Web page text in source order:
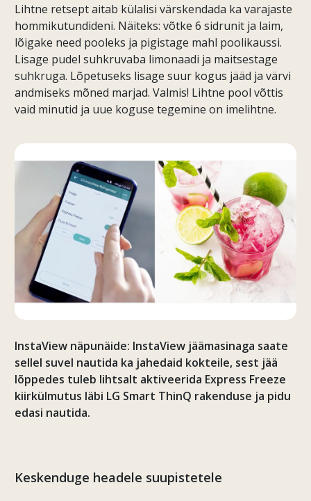
Lihtne retsept aitab külalisi värskendada ka varajaste
hommikutundideni. Näiteks: võtke 6 sidrunit ja laim,
lõigake need pooleks ja pigistage mahl poolikaussi.
Lisage pudel suhkruvaba limonaadi ja maitsestage
suhkruga. Lõpetuseks lisage suur kogus jääd ja värvi
andmiseks mõned marjad. Valmis! Lihtne pool võttis
vaid minutid ja uue koguse tegemine on imelihtne.
InstaView näpunäide: InstaView jäämasinaga saate
sellel suvel nautida ka jahedaid kokteile, sest jää
lõppedes tuleb lihtsalt aktiveerida Express Freeze
kiirkülmutus läbi LG Smart ThinQ rakenduse ja pidu
edasi nautida.
Keskenduge headele suupistetele